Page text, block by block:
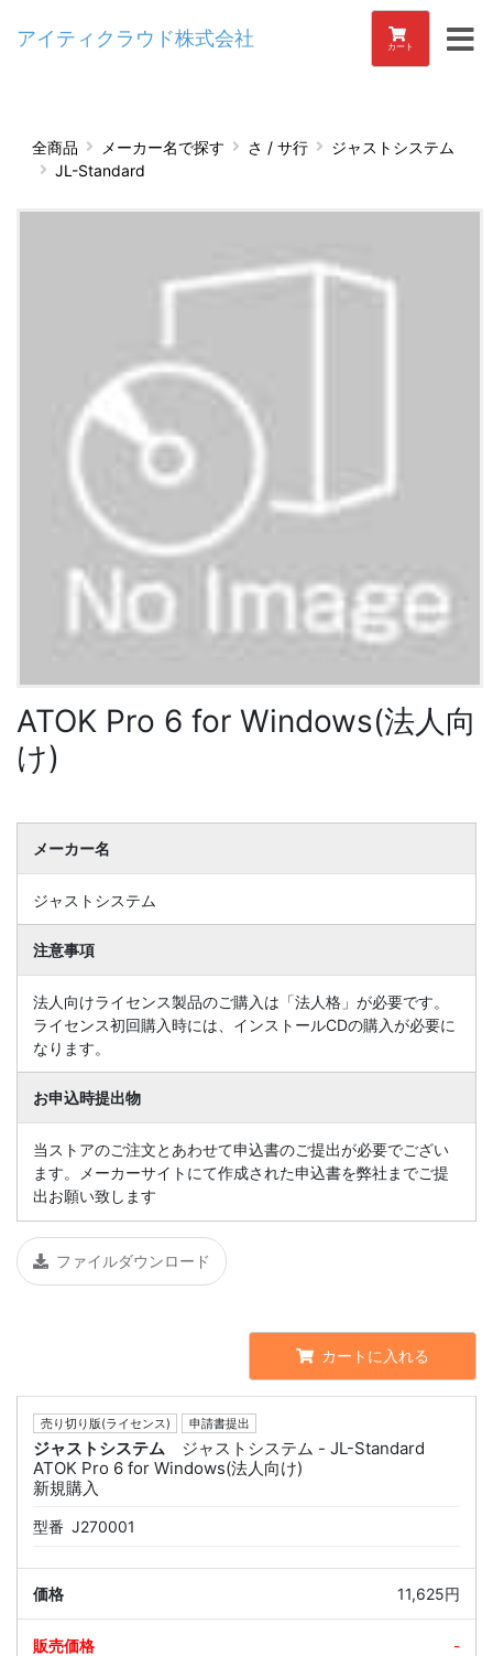
アイティクラウド株式会社 カート
全商品 メーカー名で探す さ / サ行
ジャストシステム
JL-Standard
ATOK Pro 6 for Windows(法人向
け)
メーカー名
ジャストシステム
注意事項
法人向けライセンス製品のご購入は「法人格」が必要です。
ライセンス初回購入時には、インストールCDの購入が必要に
なります。
お申込時提出物
当ストアのご注文とあわせて申込書のご提出が必要でござい
ます。メーカーサイトにて作成された申込書を弊社までご提
出お願い致します
ファイルダウンロード
カートに入れる
売り切り版(ライセンス) 申請書提出
ジャストシステム
ジャストシステム - JL-Standard
ATOK Pro 6 for Windows(法人向け)
新規購入
型番 J270001
11,625円
-